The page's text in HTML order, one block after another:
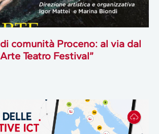
comunità Proceno: al via dal
Teatro Festival”